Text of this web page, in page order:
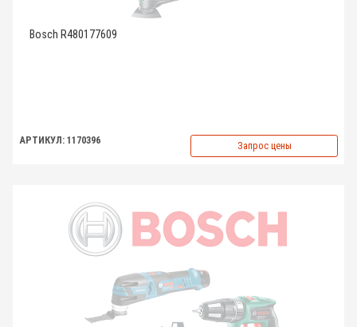
Bosch R480177609
АРТИКУЛ: 1170396 Запрос цены